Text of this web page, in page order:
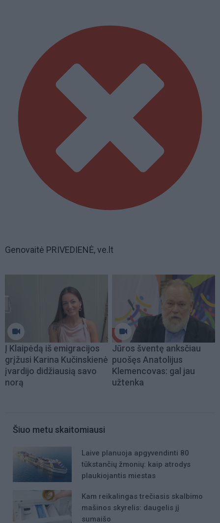
Genovaitė PRIVEDIENĖ, ve.lt
Į Klaipėdą iš emigracijos
grįžusi Karina Kučinskienė
įvardijo didžiausią savo
norą
Jūros šventę anksčiau
puošęs Anatolijus
Klemencovas: gal jau
užtenka
Šiuo metu skaitomiausi
Laive planuoja apgyvendinti 80
tūkstančių žmonių: kaip atrodys
plaukiojantis miestas
Kam reikalingas trečiasis skalbimo
mašinos skyrelis: daugelis jį
sumaišo